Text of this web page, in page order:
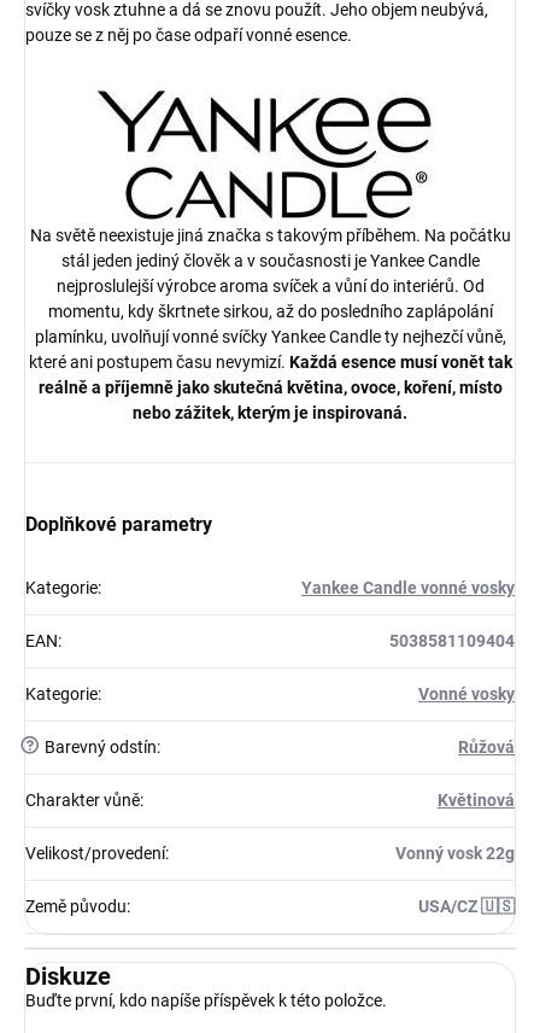
svíčky vosk ztuhne a dá se znovu použít. Jeho objem neubývá,
pouze se z něj po čase odpaří vonné esence.
Na světě neexistuje jiná značka s takovým příběhem. Na počátku
stál jeden jediný člověk a v současnosti je Yankee Candle
nejproslulejší výrobce aroma svíček a vůní do interiérů. Od
momentu, kdy škrtnete sirkou, až do posledního zaplápolání
plamínku, uvolňují vonné svíčky Yankee Candle ty nejhezčí vůně,
které ani postupem času nevymizí. Každá esence musí vonět tak
reálně a příjemně jako skutečná květina, ovoce, koření, místo
nebo zážitek, kterým je inspirovaná.
Doplňkové parametry
Kategorie: Yankee Candle vonné vosky
EAN: 5038581109404
Kategorie: Vonné vosky
? Barevný odstín: Růžová
Charakter vůně: Květinová
Velikost/provedení: Vonný vosk 22g
Země původu: USA/CZ 🇺🇸
Diskuze
Buďte první, kdo napíše příspěvek k této položce.